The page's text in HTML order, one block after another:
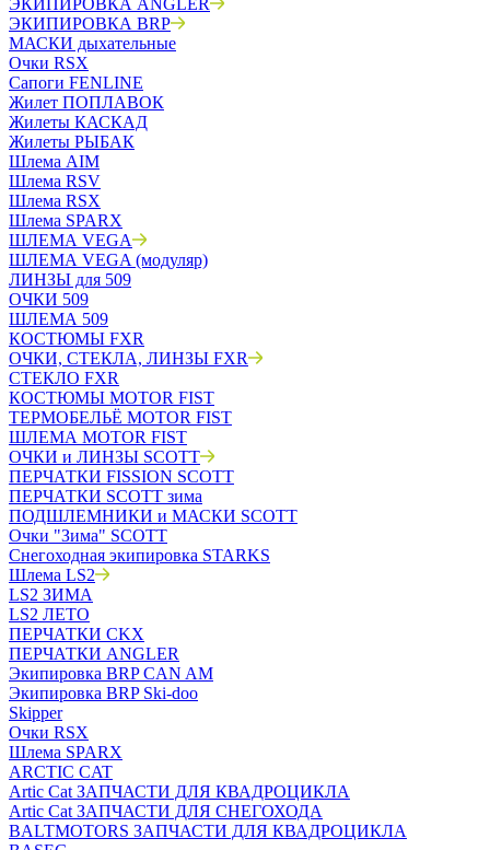
ЭКИПИРОВКА ANGLER
ЭКИПИРОВКА BRP
МАСКИ дыхательные
Очки RSX
Сапоги FENLINE
Жилет ПОПЛАВОК
Жилеты КАСКАД
Жилеты РЫБАК
Шлема AIM
Шлема RSV
Шлема RSX
Шлема SPARX
ШЛЕМА VEGA
ШЛЕМА VEGA (модуляр)
ЛИНЗЫ для 509
ОЧКИ 509
ШЛЕМА 509
КОСТЮМЫ FXR
ОЧКИ, СТЕКЛА, ЛИНЗЫ FXR
СТЕКЛО FXR
КОСТЮМЫ MOTOR FIST
ТЕРМОБЕЛЬЁ MOTOR FIST
ШЛЕМА MOTOR FIST
ОЧКИ и ЛИНЗЫ SCOTT
ПЕРЧАТКИ FISSION SCOTT
ПЕРЧАТКИ SCOTT зима
ПОДШЛЕМНИКИ и МАСКИ SCOTT
Очки "Зима" SCOTT
Снегоходная экипировка STARKS
Шлема LS2
LS2 ЗИМА
LS2 ЛЕТО
ПЕРЧАТКИ CKX
ПЕРЧАТКИ ANGLER
Экипировка BRP CAN AM
Экипировка BRP Ski-doo
Skipper
Очки RSX
Шлема SPARX
ARCTIC CAT
Artic Cat ЗАПЧАСТИ ДЛЯ КВАДРОЦИКЛА
Artic Cat ЗАПЧАСТИ ДЛЯ СНЕГОХОДА
BALTMOTORS ЗАПЧАСТИ ДЛЯ КВАДРОЦИКЛА